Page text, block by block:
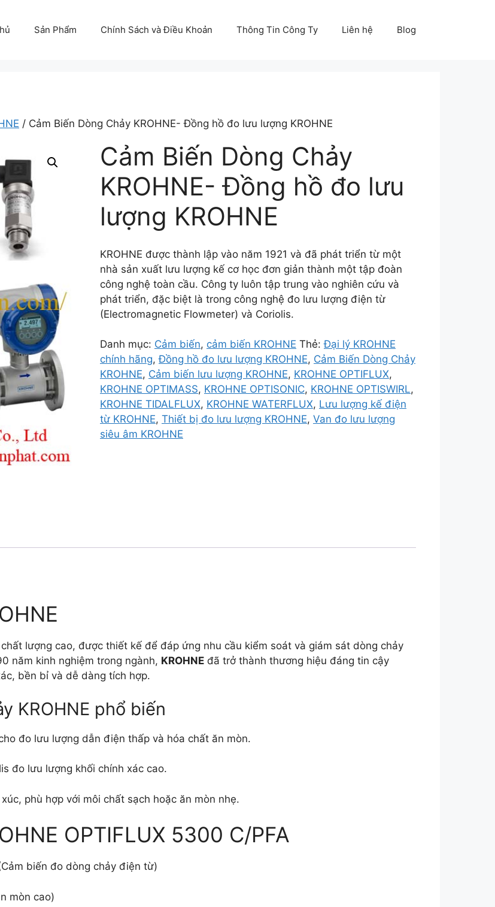
Sản Phẩm Chính Sách và Điều Khoản Thông Tin Công Ty Liên hệ Blog
/ Cảm Biến Dòng Chảy KROHNE- Đồng hồ đo lưu lượng KROHNE
Cảm Biến Dòng Chảy
KROHNE- Đồng hồ đo lưu
lượng KROHNE
KROHNE được thành lập vào năm 1921 và đã phát triển từ một
nhà sản xuất lưu lượng kế cơ học đơn giản thành một tập đoàn
công nghệ toàn cầu. Công ty luôn tập trung vào nghiên cứu và
phát triển, đặc biệt là trong công nghệ đo lưu lượng điện từ
(Electromagnetic Flowmeter) và Coriolis.
Danh mục: Cảm biến, cảm biến KROHNE Thẻ:Đại lý KROHNE
chính hãng,Đồng hồ đo lưu lượng KROHNE, Cảm Biến Dòng Chảy
KROHNE, Cảm biến lưu lượng KROHNE, KROHNE OPTIFLUX,
KROHNE OPTIMASS, KROHNE OPTISONIC, KROHNE OPTISWIRL,
KROHNE TIDALFLUX, KROHNE WATERFLUX, Lưu lượng kế điện
từ KROHNE, Thiết bị đo lưu lượng KROHNE, Van đo lưu lượng
siêu âm KROHNE
lượng cao, được thiết kế để đáp ứng nhu cầu kiểm soát và giám sát dòng chảy
năm kinh nghiệm trong ngành, KROHNE đã trở thành thương hiệu đáng tin cậy
bền bỉ và dễ dàng tích hợp.
KROHNE phổ biến
đo lưu lượng dẫn điện thấp và hóa chất ăn mòn.
đo lưu lượng khối chính xác cao.
phù hợp với môi chất sạch hoặc ăn mòn nhẹ.
OPTIFLUX 5300 C/PFA
biến đo dòng chảy điện từ)
mòn cao)